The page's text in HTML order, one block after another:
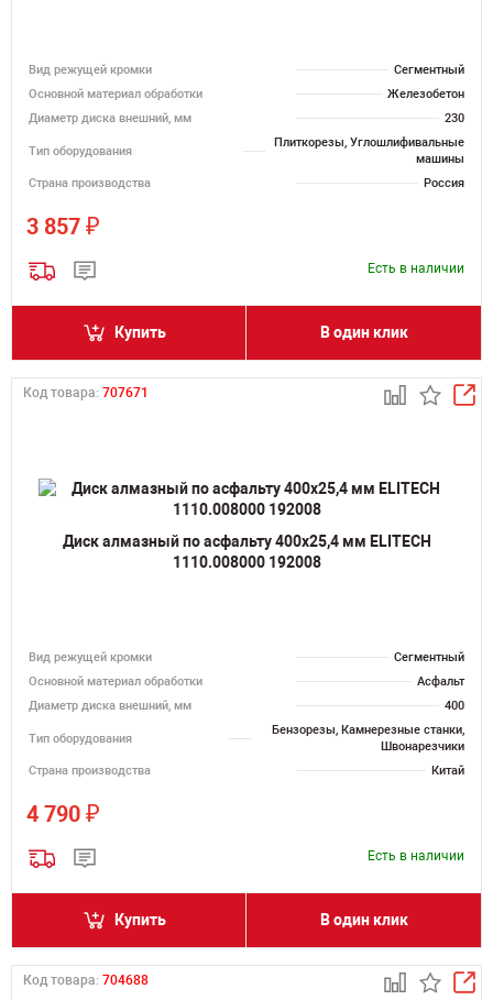
Вид режущей кромки
Сегментный
Основной материал обработки
Железобетон
Диаметр диска внешний, мм
230
Тип оборудования
Плиткорезы, Углошлифивальные
машины
Страна производства
Россия
3 857 ₽
Есть в наличии
Купить В один клик
Код товара: 707671
Диск алмазный по асфальту 400х25,4 мм ELITECH
1110.008000 192008
Вид режущей кромки
Сегментный
Основной материал обработки
Асфальт
Диаметр диска внешний, мм
400
Тип оборудования
Бензорезы, Камнерезные станки,
Швонарезчики
Страна производства
Китай
4 790 ₽
Есть в наличии
Купить В один клик
Код товара: 704688